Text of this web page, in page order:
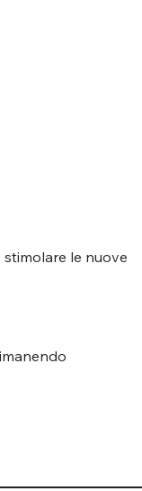
stimolare le nuove